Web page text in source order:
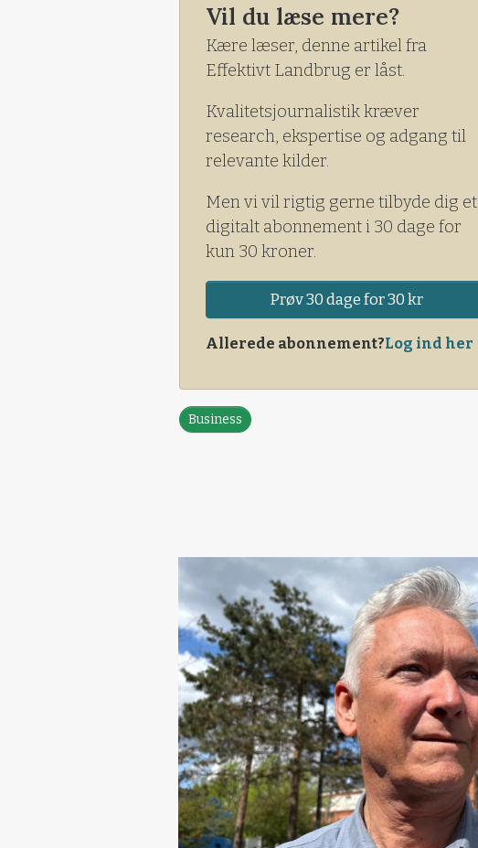
Vil du læse mere?
Kære læser, denne artikel fra
Effektivt Landbrug er låst.
Kvalitetsjournalistik kræver
research, ekspertise og adgang til
relevante kilder.
Men vi vil rigtig gerne tilbyde dig et
digitalt abonnement i 30 dage for
kun 30 kroner.
Prøv 30 dage for 30 kr
Allerede abonnement?Log ind her
Business